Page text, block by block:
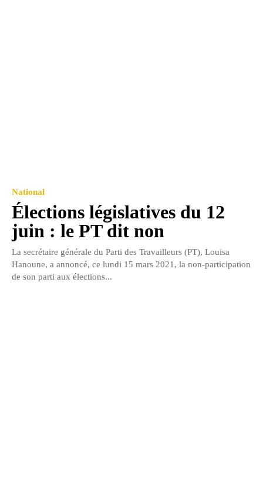
National
Élections législatives du 12
juin : le PT dit non
La secrétaire générale du Parti des Travailleurs (PT), Louisa
Hanoune, a annoncé, ce lundi 15 mars 2021, la non-participation
de son parti aux élections...